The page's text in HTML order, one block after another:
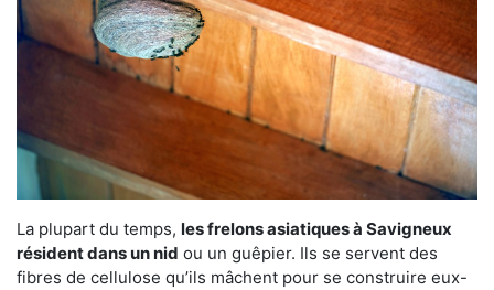
La plupart du temps, les frelons asiatiques à Savigneux
résident dans un nid ou un guêpier. Ils se servent des
fibres de cellulose qu’ils mâchent pour se construire eux-